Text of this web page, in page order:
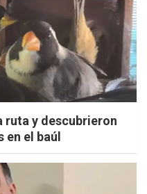
ruta y descubrieron
el baúl